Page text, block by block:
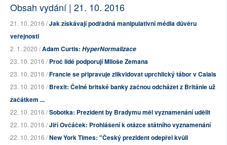
Obsah vydání | 21. 10. 2016
21. 10. 2016 /Jak získávají podřadná manipulativní média důvěru
veřejnosti
2. 1. 2020 /Adam Curtis: HyperNormalizace
23. 10. 2016 /Proč lidé podporují Miloše Zemana
23. 10. 2016 /Francie se připravuje zlikvidovat uprchlický tábor v Calais
23. 10. 2016 /Brexit: Čelné britské banky začnou odcházet z Británie už
začátkem ...
22. 10. 2016 /Sobotka: Prezident by Bradymu měl vyznamenání udělit
22. 10. 2016 /Jiří Ovčáček: Prohlášení k otázce státního vyznamenání
22. 10. 2016 /New York Times: "Český prezident odepřel kvůli